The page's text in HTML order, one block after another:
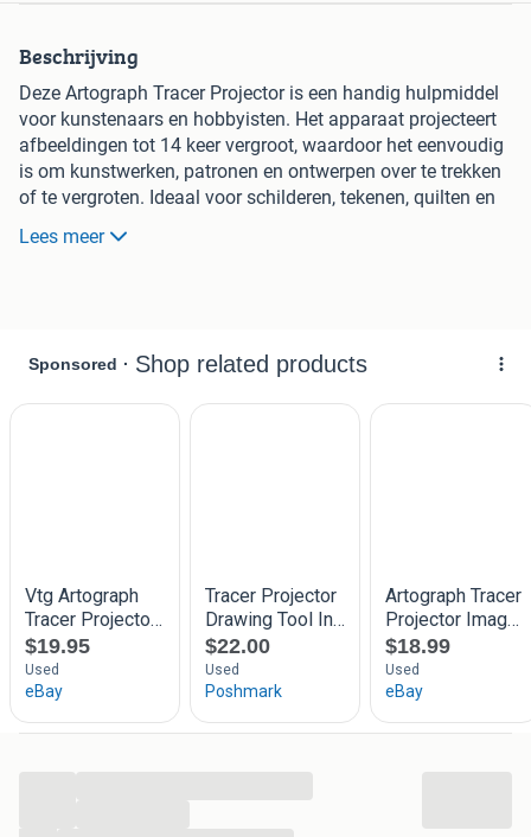
Beschrijving
Deze Artograph Tracer Projector is een handig hulpmiddel
voor kunstenaars en hobbyisten. Het apparaat projecteert
afbeeldingen tot 14 keer vergroot, waardoor het eenvoudig
is om kunstwerken, patronen en ontwerpen over te trekken
of te vergroten. Ideaal voor schilderen, tekenen, quilten en
andere creatieve projecten. De projector is in goede staat
en wordt geleverd in de originele doos met handleiding en
Daarna is ie in de kast gezet. Zonde!! Wie kan ik er blij mee
maken??
Lees meer